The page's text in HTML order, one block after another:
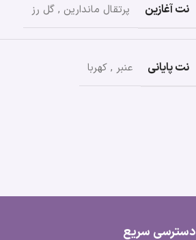
نت آغازین پرتقال ماندارین , گل رز
نت پایانی عنبر , کهربا
دسترسی سریع